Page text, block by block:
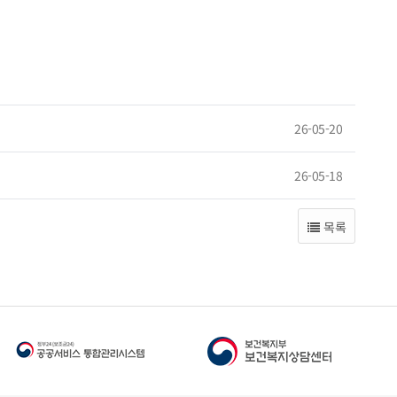
26-05-20
26-05-18
목록